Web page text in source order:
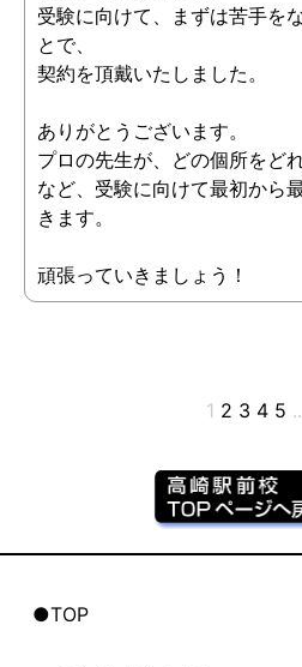
受験に向けて、まずは苦手を
とで、
契約を頂戴いたしました。
ありがとうございます。
プロの先生が、どの個所をど
など、受験に向けて最初から
きます。
頑張っていきましょう！
1 2 3 4 5
●TOP